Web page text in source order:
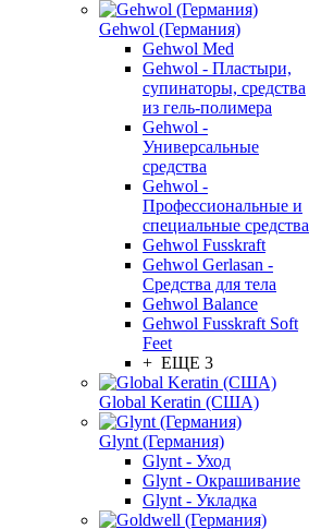
Gehwol (Германия)
Gehwol Med
Gehwol - Пластыри,
супинаторы, средства
из гель-полимера
Gehwol -
Универсальные
средства
Gehwol -
Профессиональные и
специальные средства
Gehwol Fusskraft
Gehwol Gerlasan -
Средства для тела
Gehwol Balance
Gehwol Fusskraft Soft
Feet
+ ЕЩЕ 3
Global Keratin (США)
Glynt (Германия)
Glynt - Уход
Glynt - Окрашивание
Glynt - Укладка